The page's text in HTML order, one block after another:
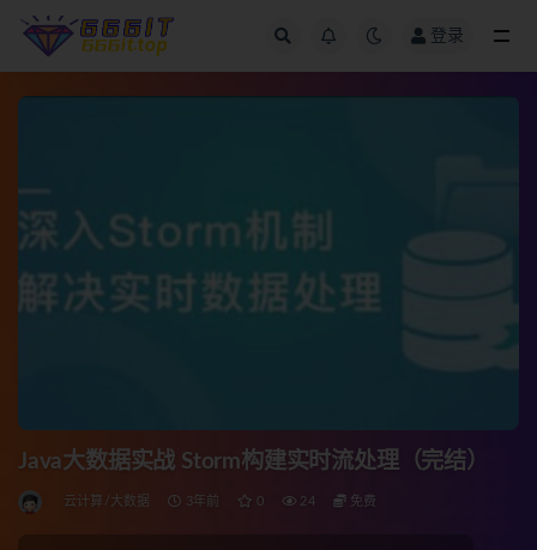
登录
Java大数据实战 Storm构建实时流处理（完结）
云计算/大数据 3年前 0 24 免费